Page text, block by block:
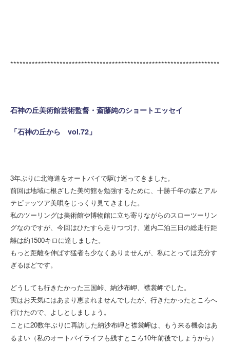
********************************************************************
石神の丘美術館芸術監督・斎藤純のショートエッセイ
「石神の丘から vol.72」
3年ぶりに北海道をオートバイで駆け巡ってきました。
前回は地域に根ざした美術館を勉強するために、十勝千年の森とアル
テピァッツア美唄をじっくり見てきました。
私のツーリングは美術館や博物館に立ち寄りながらのスローツーリン
グなのですが、今回はひたすら走りつづけ、道内二泊三日の総走行距
離は約1500キロに達しました。
もっと距離を伸ばす猛者も少なくありませんが、私にとっては充分す
ぎるほどです。
どうしても行きたかった三国峠、納沙布岬、襟裳岬でした。
実はお天気にはあまり恵まれませんでしたが、行きたかったところへ
行けたので、よしとしましょう。
ことに20数年ぶりに再訪した納沙布岬と襟裳岬は、もう来る機会はあ
るまい （私のオートバイライフも残すところ10年前後でしょうから）